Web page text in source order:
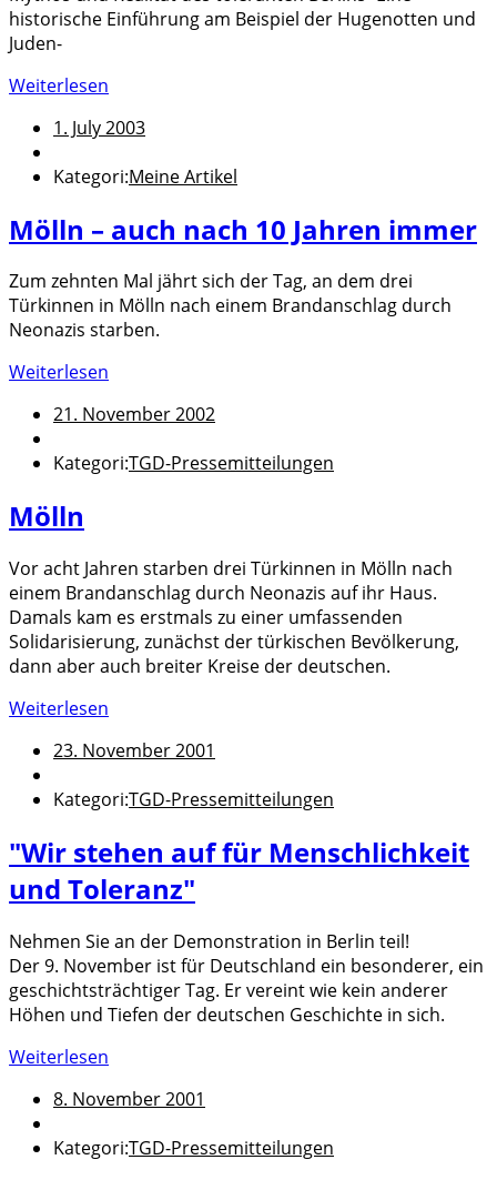
historische Einführung am Beispiel der Hugenotten und
Juden-
Weiterlesen
1. July 2003
Kategori:Meine Artikel
Mölln – auch nach 10 Jahren immer
Zum zehnten Mal jährt sich der Tag, an dem drei
Türkinnen in Mölln nach einem Brandanschlag durch
Neonazis starben.
Weiterlesen
21. November 2002
Kategori:TGD-Pressemitteilungen
Mölln
Vor acht Jahren starben drei Türkinnen in Mölln nach
einem Brandanschlag durch Neonazis auf ihr Haus.
Damals kam es erstmals zu einer umfassenden
Solidarisierung, zunächst der türkischen Bevölkerung,
dann aber auch breiter Kreise der deutschen.
Weiterlesen
23. November 2001
Kategori:TGD-Pressemitteilungen
"Wir stehen auf für Menschlichkeit
und Toleranz"
Nehmen Sie an der Demonstration in Berlin teil!
Der 9. November ist für Deutschland ein besonderer, ein
geschichtsträchtiger Tag. Er vereint wie kein anderer
Höhen und Tiefen der deutschen Geschichte in sich.
Weiterlesen
8. November 2001
Kategori:TGD-Pressemitteilungen